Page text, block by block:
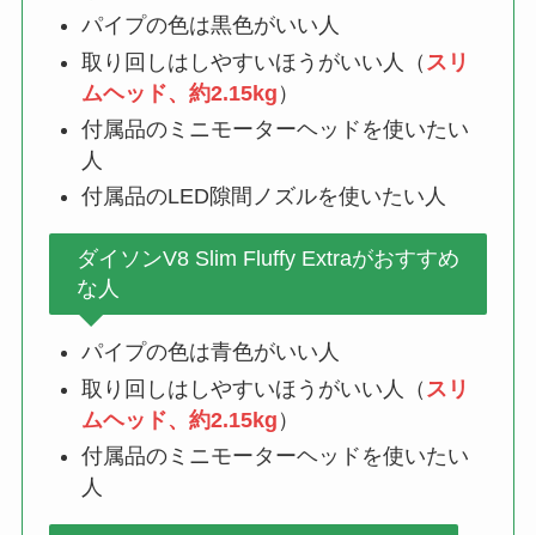
パイプの色は黒色がいい人
取り回しはしやすいほうがいい人（ スリ
ムヘッド、約2.15kg ）
付属品のミニモーターヘッドを使いたい
人
付属品のLED隙間ノズルを使いたい人
ダイソンV8 Slim Fluffy Extraがおすすめ
な人
パイプの色は青色がいい人
取り回しはしやすいほうがいい人（ スリ
ムヘッド、約2.15kg ）
付属品のミニモーターヘッドを使いたい
人